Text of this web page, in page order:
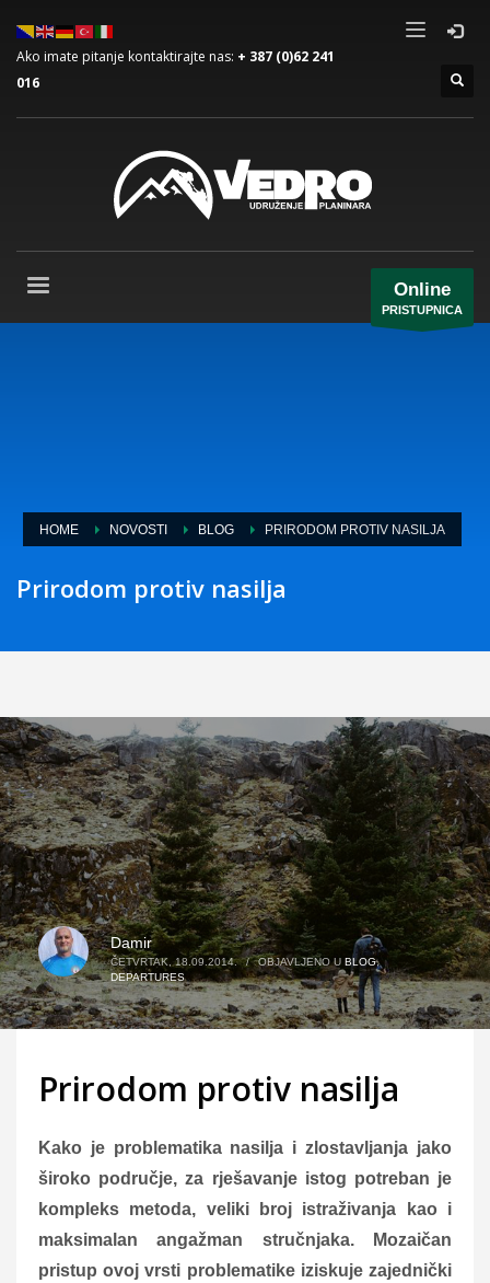
Ako imate pitanje kontaktirajte nas: + 387 (0)62 241
016
Online
PRISTUPNICA
HOME NOVOSTI BLOG PRIRODOM PROTIV NASILJA
Prirodom protiv nasilja
Damir
ČETVRTAK, 18.09.2014. / OBJAVLJENO U BLOG,
DEPARTURES
Prirodom protiv nasilja
Kako je problematika nasilja i zlostavljanja jako
široko područje, za rješavanje istog potreban je
kompleks metoda, veliki broj istraživanja kao i
maksimalan angažman stručnjaka. Mozaičan
pristup ovoj vrsti problematike iziskuje zajednički